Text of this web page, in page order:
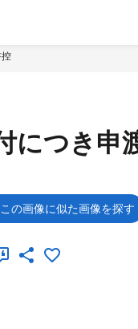
につき申
この画像に似た画像を探す